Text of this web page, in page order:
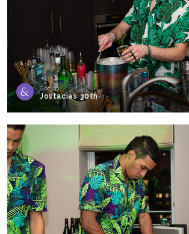
Social
Jostacia’s 30th